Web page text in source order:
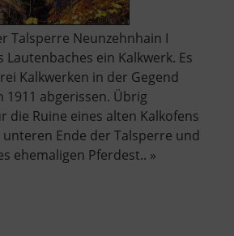
Talsperre Neunzehnhain I
Lautenbaches ein Kalkwerk. Es
Kalkwerken in der Gegend
1911 abgerissen. Übrig
die Ruine eines alten Kalkofens
Ende der Talsperre und
ehemaligen Pferdest.. »